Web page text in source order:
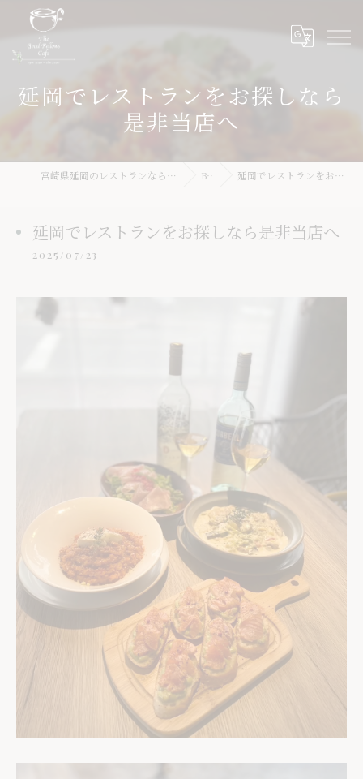
延岡でレストランをお探しなら
是非当店へ
宮崎県延岡のレストランならThe Good Fellows Cafe Blog 延岡でレストランをお探しなら是非当店へ
延岡でレストランをお探しなら是非当店へ
2025/07/23